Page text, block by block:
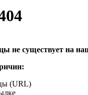
не существует на
(URL)